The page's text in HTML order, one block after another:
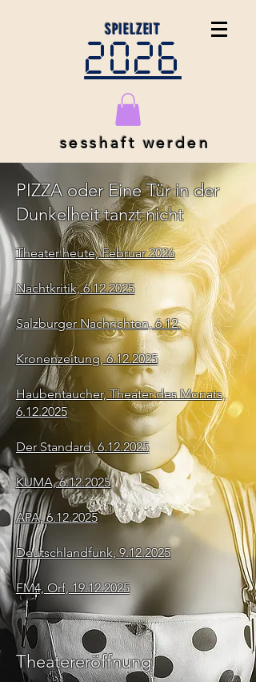
SPIELZEIT
2026
sesshaft werden
PIZZA oder Eine Tür in der
Dunkelheit tanzt nicht
Theater heute, Februar 2026
Nachtkritik, 6.12.2025
Salzburger Nachrichten, 6.12.
Kronenzeitung, 6.12.2025
Haubentaucher, Theater des Monats,
6.12.2025
Der Standard, 6.12.2025
KUMA, 6.12.2025
APA, 6.12.2025
Deutschlandfunk, 9.12.2025
FM4, Orf, 19.12.2025
Theatereröffnung